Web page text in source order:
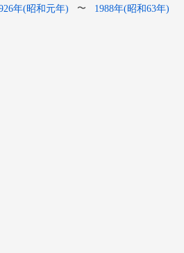
年(昭和元年) 〜 1988年(昭和63年)